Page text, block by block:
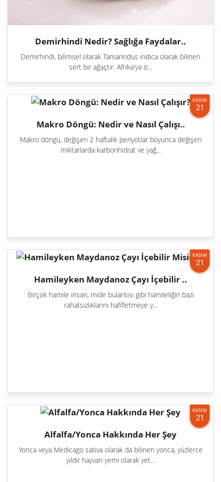
Demirhindi Nedir? Sağlığa Faydalar..
Demirhindi, bilimsel olarak Tamarindus indica olarak bilinen
sert bir ağaçtır. Afrika'ya ö...
KASIM
21
Makro Döngü: Nedir ve Nasıl Çalışı..
Makro döngü, değişen 2 haftalık periyotlar boyunca değişen
miktarlarda karbonhidrat ve yağ...
KASIM
21
Hamileyken Maydanoz Çayı İçebilir ..
Birçok hamile insan, mide bulantısı gibi hamileliğin bazı
rahatsızlıklarını hafifletmeye y...
KASIM
21
Alfalfa/Yonca Hakkında Her Şey
Yonca veya Medicago sativa olarak da bilinen yonca, yüzlerce
yıldır hayvan yemi olarak yet...